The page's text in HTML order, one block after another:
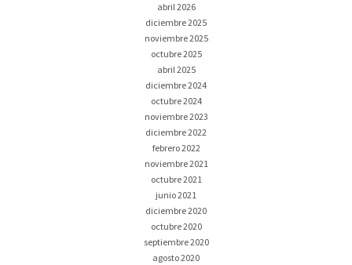
abril 2026
diciembre 2025
noviembre 2025
octubre 2025
abril 2025
diciembre 2024
octubre 2024
noviembre 2023
diciembre 2022
febrero 2022
noviembre 2021
octubre 2021
junio 2021
diciembre 2020
octubre 2020
septiembre 2020
agosto 2020